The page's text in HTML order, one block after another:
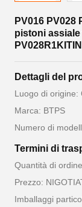
PV016
pistoni assiale
Dettagli del
Luogo di origine:
Marca: BTPS
Numero di
Termini di
Quantità di
Prezzo:
Imballaggi